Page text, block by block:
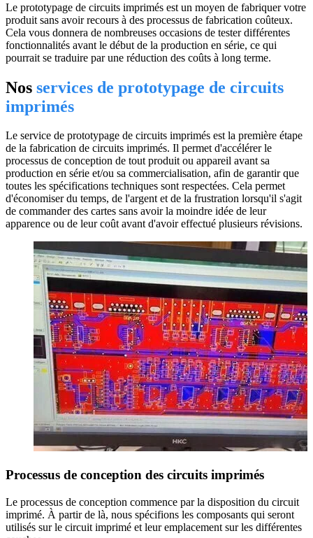
Le prototypage de circuits imprimés est un moyen de fabriquer votre
produit sans avoir recours à des processus de fabrication coûteux.
Cela vous donnera de nombreuses occasions de tester différentes
fonctionnalités avant le début de la production en série, ce qui
pourrait se traduire par une réduction des coûts à long terme.
Nos services de prototypage de circuits
imprimés
Le service de prototypage de circuits imprimés est la première étape
de la fabrication de circuits imprimés. Il permet d'accélérer le
processus de conception de tout produit ou appareil avant sa
production en série et/ou sa commercialisation, afin de garantir que
toutes les spécifications techniques sont respectées. Cela permet
d'économiser du temps, de l'argent et de la frustration lorsqu'il s'agit
de commander des cartes sans avoir la moindre idée de leur
apparence ou de leur coût avant d'avoir effectué plusieurs révisions.
Processus de conception des circuits imprimés
Le processus de conception commence par la disposition du circuit
imprimé. À partir de là, nous spécifions les composants qui seront
utilisés sur le circuit imprimé et leur emplacement sur les différentes